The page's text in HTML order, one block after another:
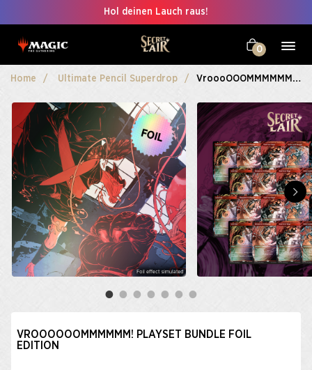
Hol deinen Lauch raus!
0
Home Ultimate Pencil Superdrop VroooOOOMMMMMM! Playset Bundle Foil Edition
VROOOOOOMMMMMM! PLAYSET BUNDLE FOIL
EDITION